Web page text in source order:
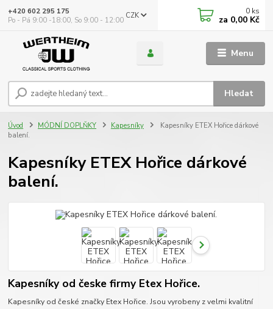
Menu
CZK
Hledat
+420 602 295 175
Po - Pá 9:00 -18:00, So 9:00 - 12:00
0 ks
za 0,00 Kč
Úvod MÓDNÍ DOPLŇKY Kapesníky
Kapesníky ETEX Hořice dárkové
balení.
Kapesníky ETEX Hořice dárkové
balení.
Kapesníky od česke firmy Etex Hořice.
Kapesníky od české značky Etex Hořice. Jsou vyrobeny z velmi kvalitní